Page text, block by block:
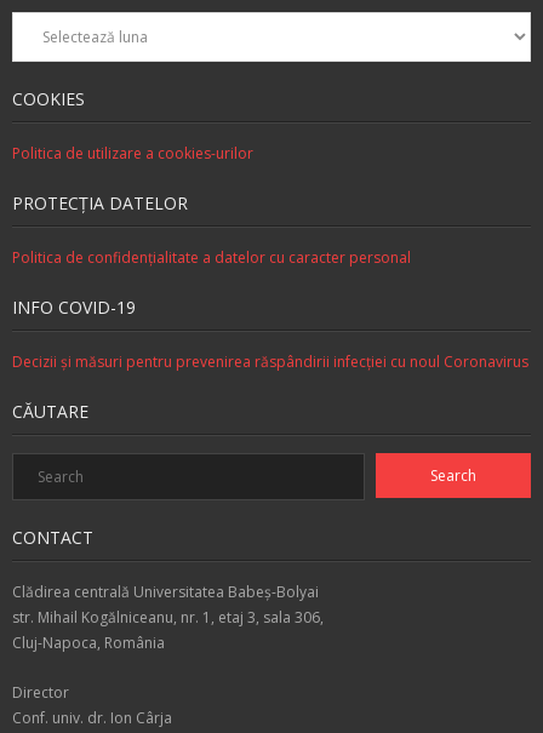
Arhive
COOKIES
Politica de utilizare a cookies-urilor
PROTECŢIA DATELOR
Politica de confidenţialitate a datelor cu caracter personal
INFO COVID-19
Decizii şi măsuri pentru prevenirea răspândirii infecţiei cu noul Coronavirus
CĂUTARE
CONTACT
Clădirea centrală Universitatea Babeş-Bolyai
str. Mihail Kogălniceanu, nr. 1, etaj 3, sala 306,
Cluj-Napoca, România
Director
Conf. univ. dr. Ion Cârja